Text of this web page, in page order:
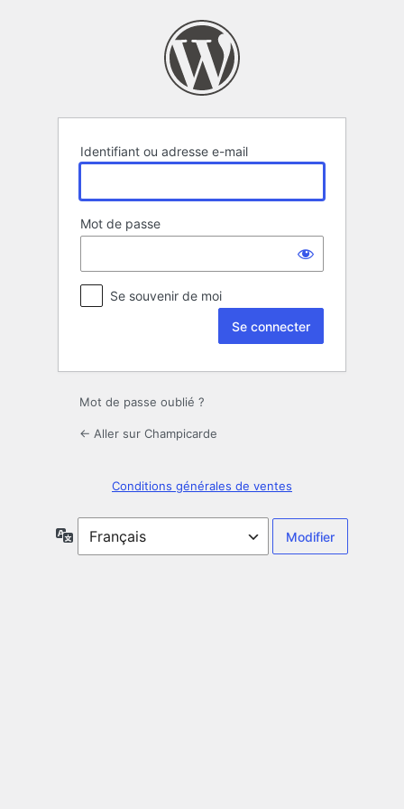
Identifiant ou adresse e-mail
Mot de passe
Se souvenir de moi
Mot de passe oublié ?
← Aller sur Champicarde
Conditions générales de ventes
Langue